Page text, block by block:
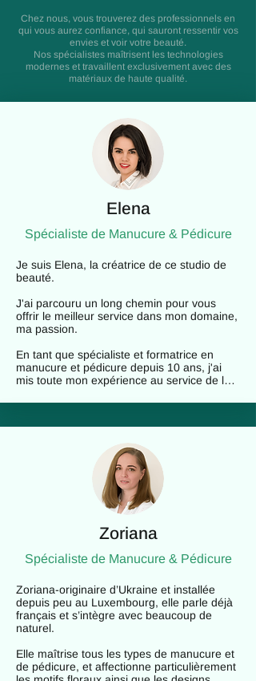
Chez nous, vous trouverez des professionnels en
qui vous aurez confiance, qui sauront ressentir vos
envies et voir votre beauté.
Nos spécialistes maîtrisent les technologies
modernes et travaillent exclusivement avec des
matériaux de haute qualité.
Elena
Spécialiste de Manucure & Pédicure
Je suis Elena, la créatrice de ce studio de
beauté.
J'ai parcouru un long chemin pour vous
offrir le meilleur service dans mon domaine,
ma passion.
​En tant que spécialiste et formatrice en
manucure et pédicure depuis 10 ans, j'ai
mis toute mon expérience au service de la
santé, votre style unique, et votre désir
J'ai personnellement sélectionné et formé
des spécialistes qui répondent aux normes
élevées de 'NailsbyKolibri'.
​Notre studio est équipé de systèmes de
purification et de contrôle d'air, et je garantis
Chez nous, vous vous sentirez
en valeur votre beauté.
Je parle français, anglais, ukrainien et
russe, avec une compréhension de
l'allemand.
C'est avec une grande joie que je vous
accueille dans mon studio, où je m'efforce
Zoriana
Spécialiste de Manucure & Pédicure
Zoriana-originaire d’Ukraine et installée
depuis peu au Luxembourg, elle parle déjà
français et s’intègre avec beaucoup de
naturel.
Elle maîtrise tous les types de manucure et
de pédicure, et affectionne particulièrement